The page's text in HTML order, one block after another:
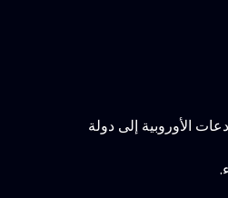
شحن بضائعك من المستودعات الأوروبية إلى دولة